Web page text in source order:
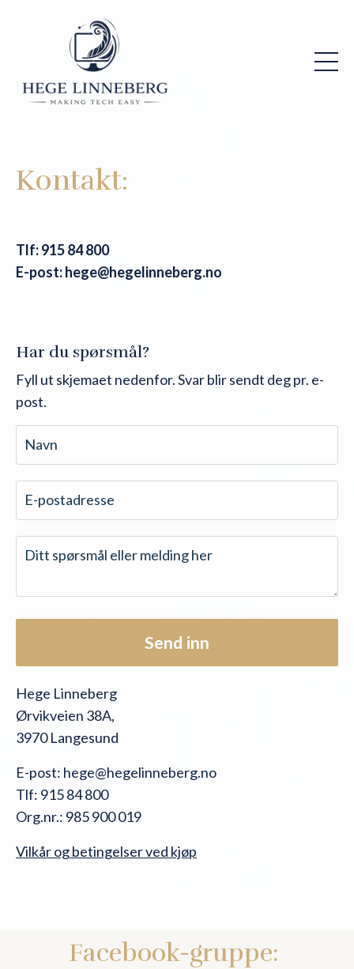
Kontakt:
Tlf: 915 84 800
E-post: hege@hegelinneberg.no
Har du spørsmål?
Fyll ut skjemaet nedenfor. Svar blir sendt deg pr. e-
post.
Send inn
Hege Linneberg
Ørvikveien 38A,
3970 Langesund
E-post: hege@hegelinneberg.no
Tlf: 915 84 800
Org.nr.: 985 900 019
Vilkår og betingelser ved kjøp
Facebook-gruppe: